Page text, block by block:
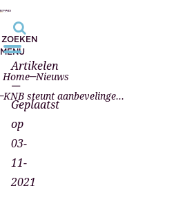
ZOEKEN
MENU
Home Nieuws
KNB steunt aanbevelingen BFT na onderzoek bij Pels Rijcken
Artikelen
—
Geplaatst
op
03-
11-
2021